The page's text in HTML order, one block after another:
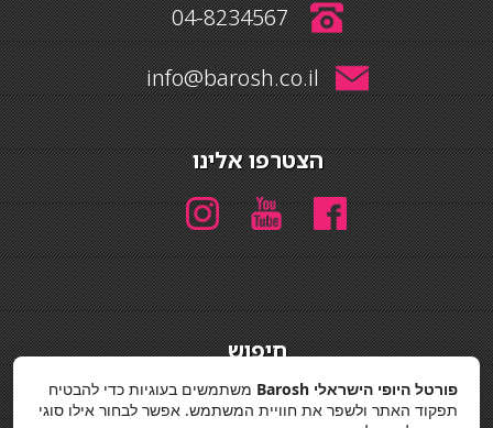
04-8234567
info@barosh.co.il
הצטרפו אלינו
חיפוש
מדיניות פרטיות
פורטל היופי הישראלי Barosh
משתמשים בעוגיות כדי להבטיח
תפקוד האתר ולשפר את חוויית המשתמש. אפשר לבחור אילו סוגי